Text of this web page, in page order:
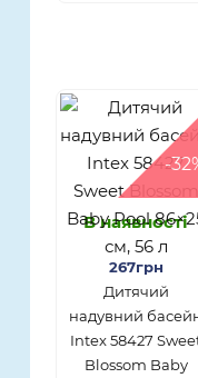
-
В наявності
267грн
Дитячий
надувний
Intex 58427
Blossom Baby